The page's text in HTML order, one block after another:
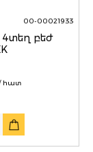
00-00021933
բեժ
հատ